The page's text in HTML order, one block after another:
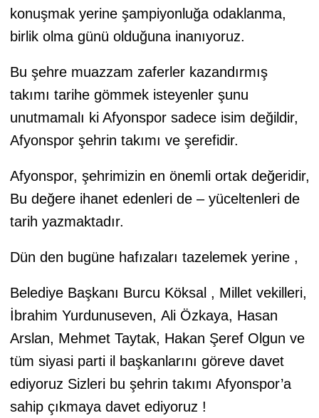
konuşmak yerine şampiyonluğa odaklanma,
birlik olma günü olduğuna inanıyoruz.
Bu şehre muazzam zaferler kazandırmış
takımı tarihe gömmek isteyenler şunu
unutmamalı ki Afyonspor sadece isim değildir,
Afyonspor şehrin takımı ve şerefidir.
Afyonspor, şehrimizin en önemli ortak değeridir,
Bu değere ihanet edenleri de – yüceltenleri de
tarih yazmaktadır.
Dün den bugüne hafızaları tazelemek yerine ,
Belediye Başkanı Burcu Köksal , Millet vekilleri,
İbrahim Yurdunuseven, Ali Özkaya, Hasan
Arslan, Mehmet Taytak, Hakan Şeref Olgun ve
tüm siyasi parti il başkanlarını göreve davet
ediyoruz Sizleri bu şehrin takımı Afyonspor’a
sahip çıkmaya davet ediyoruz !